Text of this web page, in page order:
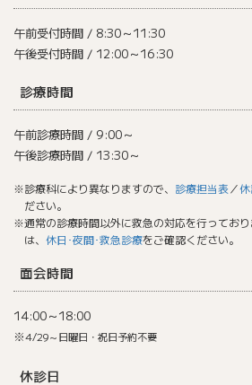
午前受付時間 / 8:30～11:30
午後受付時間 / 12:00～16:30
診療時間
午前診療時間 / 9:00～
午後診療時間 / 13:30～
※診療科により異なりますので、 診療担当表／
ださい。
※通常の診療時間以外に救急の対応を行ってお
は、 休日･夜間･救急診療をご確認ください。
面会時間
14:00～18:00
※4/29～日曜日・祝日予約不要
休診日